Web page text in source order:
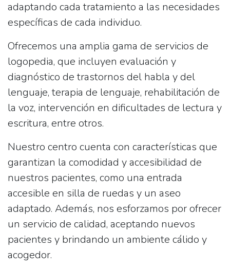
adaptando cada tratamiento a las necesidades
específicas de cada individuo.
Ofrecemos una amplia gama de servicios de
logopedia, que incluyen evaluación y
diagnóstico de trastornos del habla y del
lenguaje, terapia de lenguaje, rehabilitación de
la voz, intervención en dificultades de lectura y
escritura, entre otros.
Nuestro centro cuenta con características que
garantizan la comodidad y accesibilidad de
nuestros pacientes, como una entrada
accesible en silla de ruedas y un aseo
adaptado. Además, nos esforzamos por ofrecer
un servicio de calidad, aceptando nuevos
pacientes y brindando un ambiente cálido y
acogedor.